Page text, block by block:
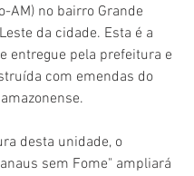
AM) no bairro Grande
da cidade. Esta é a
entregue pela prefeitura e
com emendas do
desta unidade, o
sem Fome" ampliará